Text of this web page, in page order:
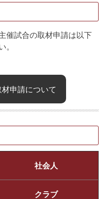
催試合の取材申請は以下
。
申請について
社会人
クラブ